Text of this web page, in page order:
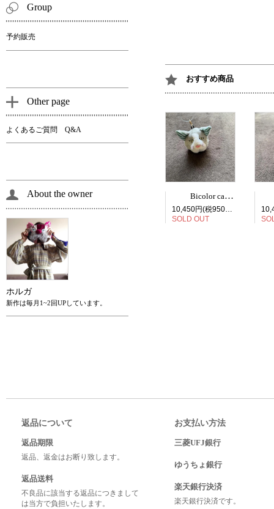
おすすめ商品
Bicolor cat face bag charm
10,450円(税950円)
SOLD OUT
Group
予約販売
Other page
よくあるご質問 Q&A
About the owner
ホルガ
新作は毎月1~2回UPしています。
返品について
返品期限
返品、返金はお断り致します。
返品送料
不良品に該当する返品につきまして
は当方で負担いたします。
お支払い方法
三菱UFJ銀行
ゆうちょ銀行
楽天銀行決済
楽天銀行決済です。